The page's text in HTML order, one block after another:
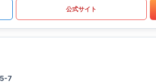
公式サイト
7